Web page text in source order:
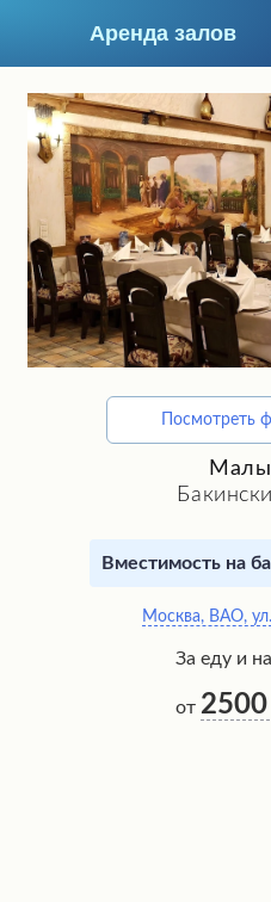
Аренда залов
Подберите мне зал
Посмотреть
Вместимость на
Москва, ВАО,
За еду и
от 2500